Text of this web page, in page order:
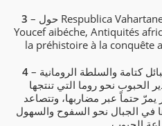
3 – حول Respublica Vahartanensium أنظر: Michel christol ,
Youcef aibéche, Antiquités
la préhistoire à la conquête
4 – كانت المواجهات المُسلّحة بين قبائل كتامة والسلطة الرومانية
الحبوب نحو روما التي تنتجها
حتماً عبر مضاربها، وتتصاعد
في الجبال نحو السفوح والسهول